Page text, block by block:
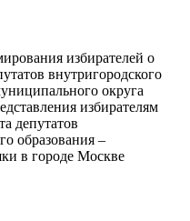
избирателей о
внутригородского
округа
избирателям
депутатов
образования –
в городе Москве